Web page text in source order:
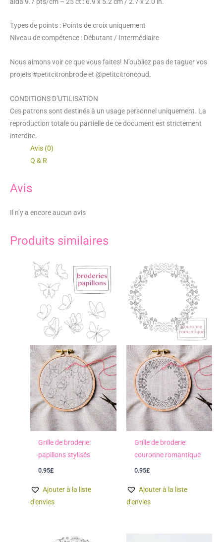
Types de points : Points de croix uniquement
Niveau de compétence : Débutant / Intermédiaire
Nous aimons voir ce que vous faites! N’oubliez pas de taguer vos
projets #petitcitronbrode et @petitcitroncoud.
CONDITIONS D’UTILISATION
Ces patrons sont destinés à un usage personnel uniquement. La
reproduction totale ou partielle de ce document est strictement
interdite.
Avis (0)
Q & R
Avis
Il n’y a encore aucun avis
Produits similaires
Grille de broderie:
papillons stylisés
0.95£
Ajouter à la liste
d'envies
Grille de broderie:
couronne romantique
0.95£
Ajouter à la liste
d'envies